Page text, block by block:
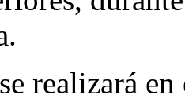
realizará